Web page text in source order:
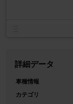
詳細データ
車種情報
カテゴリ